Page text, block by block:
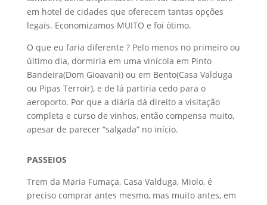
em hotel de cidades que oferecem tantas opções
legais. Economizamos MUITO e foi ótimo.
O que eu faria diferente ? Pelo menos no primeiro ou
último dia, dormiria em uma vinícola em Pinto
Bandeira(Dom Gioavani) ou em Bento(Casa Valduga
ou Pipas Terroir), e de lá partiria cedo para o
aeroporto. Por que a diária dá direito a visitação
completa e curso de vinhos, então compensa muito,
apesar de parecer “salgada” no início.
PASSEIOS
Trem da Maria Fumaça, Casa Valduga, Miolo, é
preciso comprar antes mesmo, mas muito antes, em